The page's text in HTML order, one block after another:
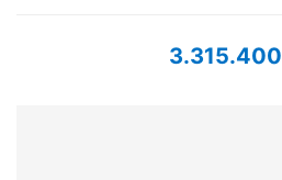
3.315.400